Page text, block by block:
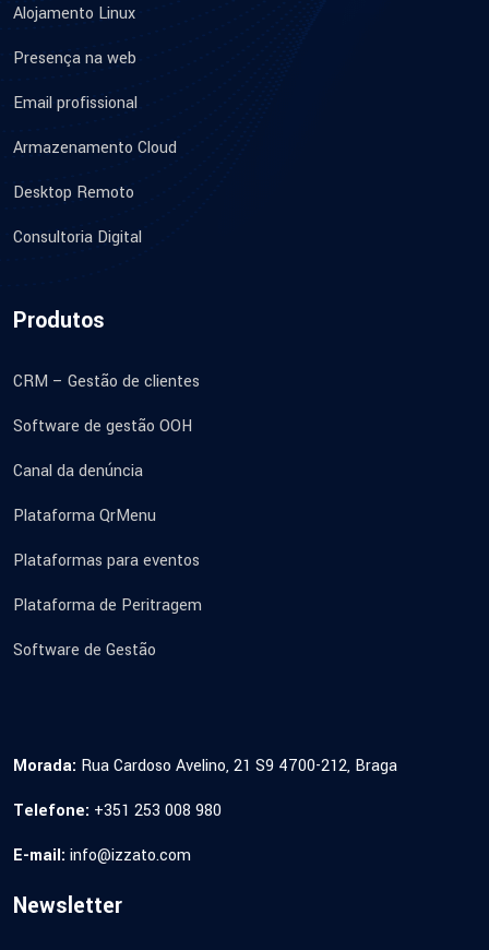
Alojamento Linux
Presença na web
Email profissional
Armazenamento Cloud
Desktop Remoto
Consultoria Digital
Produtos
CRM – Gestão de clientes
Software de gestão OOH
Canal da denúncia
Plataforma QrMenu
Plataformas para eventos
Plataforma de Peritragem
Software de Gestão
Morada: Rua Cardoso Avelino, 21 S9 4700-212, Braga
Telefone: +351 253 008 980
E-mail: info@izzato.com
Newsletter